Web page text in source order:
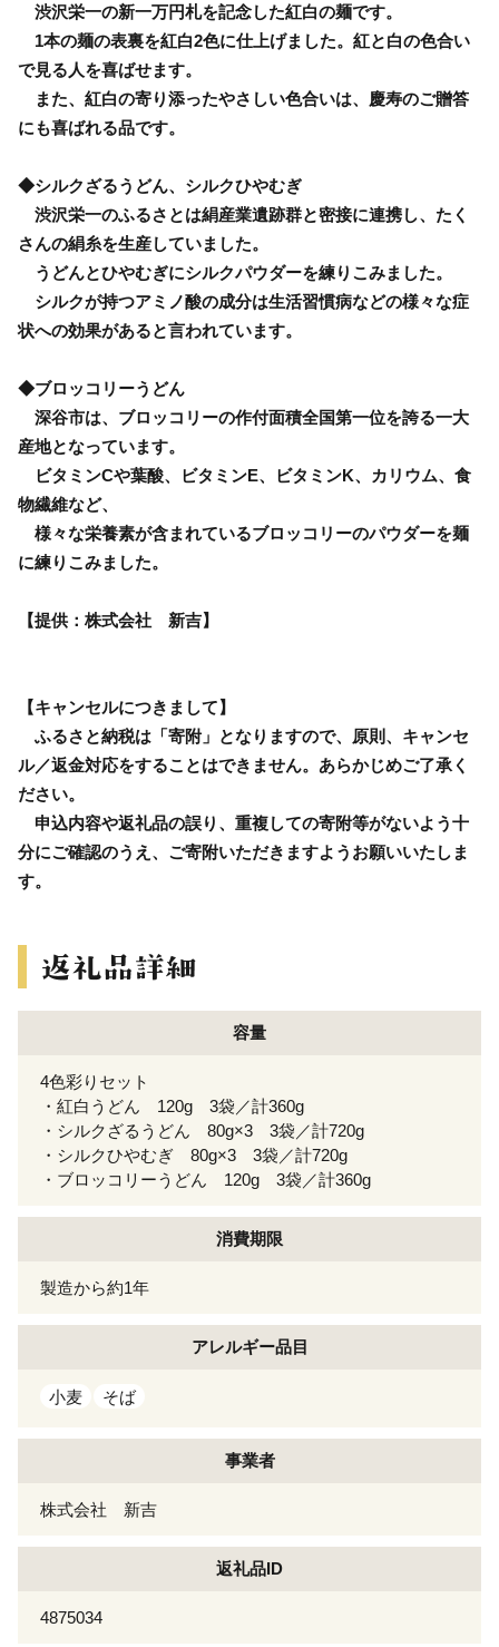
渋沢栄一の新一万円札を記念した紅白の麺です。
1本の麺の表裏を紅白2色に仕上げました。紅と白の色合い
で見る人を喜ばせます。
また、紅白の寄り添ったやさしい色合いは、慶寿のご贈答
にも喜ばれる品です。
◆シルクざるうどん、シルクひやむぎ
渋沢栄一のふるさとは絹産業遺跡群と密接に連携し、たく
さんの絹糸を生産していました。
うどんとひやむぎにシルクパウダーを練りこみました。
シルクが持つアミノ酸の成分は生活習慣病などの様々な症
状への効果があると言われています。
◆ブロッコリーうどん
深谷市は、ブロッコリーの作付面積全国第一位を誇る一大
産地となっています。
ビタミンCや葉酸、ビタミンE、ビタミンK、カリウム、食
物繊維など、
様々な栄養素が含まれているブロッコリーのパウダーを麺
に練りこみました。
【提供：株式会社 新吉】
【キャンセルにつきまして】
ふるさと納税は「寄附」となりますので、原則、キャンセ
ル／返金対応をすることはできません。あらかじめご了承く
ださい。
申込内容や返礼品の誤り、重複しての寄附等がないよう十
分にご確認のうえ、ご寄附いただきますようお願いいたしま
す。
容量
4色彩りセット
・紅白うどん 120g 3袋／計360g
・シルクざるうどん 80g×3 3袋／計720g
・シルクひやむぎ 80g×3 3袋／計720g
・ブロッコリーうどん 120g 3袋／計360g
消費期限
製造から約1年
アレルギー品目
小麦 そば
事業者
株式会社 新吉
返礼品ID
4875034